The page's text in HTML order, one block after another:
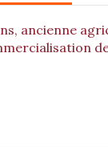
ancienne